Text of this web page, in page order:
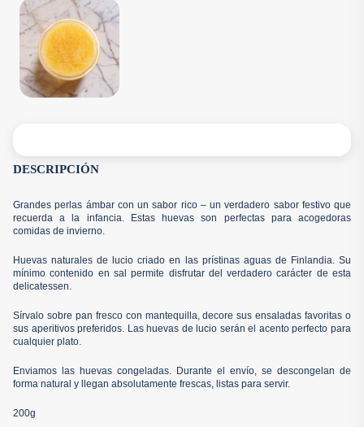
DESCRIPCIÓN
Grandes perlas ámbar con un sabor rico – un verdadero sabor festivo que
recuerda a la infancia. Estas huevas son perfectas para acogedoras
comidas de invierno.
Huevas naturales de lucio criado en las prístinas aguas de Finlandia. Su
mínimo contenido en sal permite disfrutar del verdadero carácter de esta
delicatessen.
Sírvalo sobre pan fresco con mantequilla, decore sus ensaladas favoritas o
sus aperitivos preferidos. Las huevas de lucio serán el acento perfecto para
cualquier plato.
Enviamos las huevas congeladas. Durante el envío, se descongelan de
forma natural y llegan absolutamente frescas, listas para servir.
200g